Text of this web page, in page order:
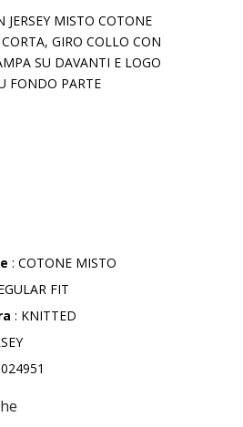
JERSEY MISTO COTONE
GIRO COLLO CON
SU DAVANTI E LOGO
FONDO PARTE
: COTONE MISTO
FIT
: KNITTED